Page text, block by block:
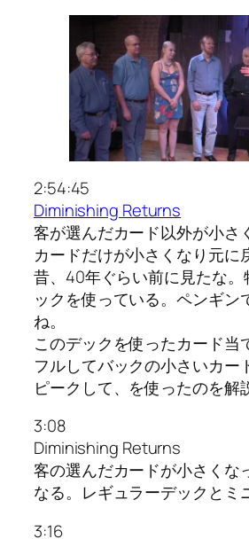
2:54:45
Diminishing Returns
客が選んだカード以外が小さ
カードだけが小さくなり元に
昔、40年ぐらい前に見たな
ックを使っている。ペンギン
ね。
このデックを使ったカード当
フルしてバックの小さいカー
ピークして、を使ったのを解
3:08
Diminishing Returns
客の選んだカードが小さくな
なる。レギュラーデックとミ
3:16